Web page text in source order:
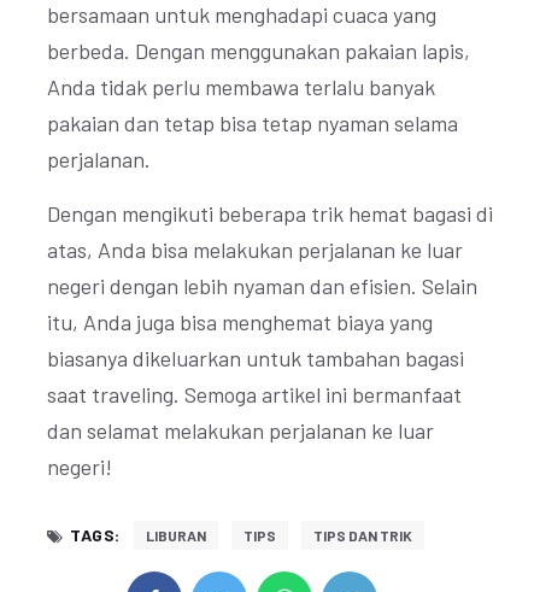
bersamaan untuk menghadapi cuaca yang
berbeda. Dengan menggunakan pakaian lapis,
Anda tidak perlu membawa terlalu banyak
pakaian dan tetap bisa tetap nyaman selama
perjalanan.
Dengan mengikuti beberapa trik hemat bagasi di
atas, Anda bisa melakukan perjalanan ke luar
negeri dengan lebih nyaman dan efisien. Selain
itu, Anda juga bisa menghemat biaya yang
biasanya dikeluarkan untuk tambahan bagasi
saat traveling. Semoga artikel ini bermanfaat
dan selamat melakukan perjalanan ke luar
negeri!
TAGS: LIBURAN TIPS TIPS DAN TRIK